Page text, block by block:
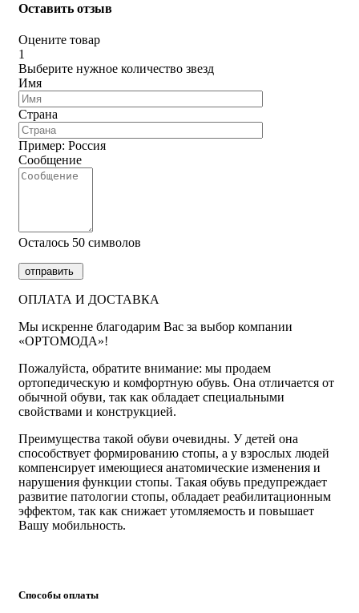
Оставить отзыв
Оцените товар
1
Выберите нужное количество звезд
Имя
Страна
Пример: Россия
Сообщение
Осталось 50 символов
отправить
ОПЛАТА И ДОСТАВКА
Мы искренне благодарим Вас за выбор компании
«ОРТОМОДА»!
Пожалуйста, обратите внимание: мы продаем
ортопедическую и комфортную обувь. Она отличается от
обычной обуви, так как обладает специальными
свойствами и конструкцией.
Преимущества такой обуви очевидны. У детей она
способствует формированию стопы, а у взрослых людей
компенсирует имеющиеся анатомические изменения и
нарушения функции стопы. Такая обувь предупреждает
развитие патологии стопы, обладает реабилитационным
эффектом, так как снижает утомляемость и повышает
Вашу мобильность.
Способы оплаты